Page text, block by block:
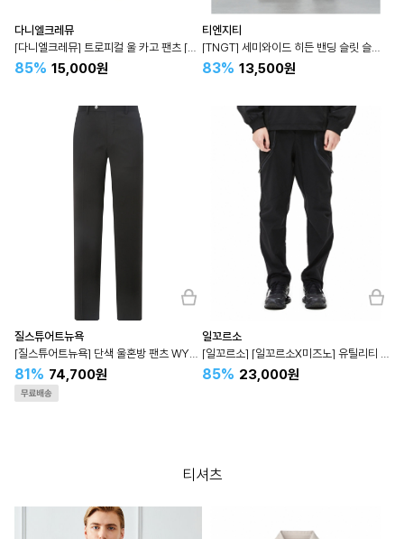
다니엘크레뮤
[다니엘크레뮤] 트로피컬 울 카고 팬츠 [2 colors]
85% 15,000원
티엔지티
[TNGT] 세미와이드 히든 밴딩 슬릿 슬랙스 TNPA2F102
83% 13,500원
질스튜어트뉴욕
[질스튜어트뉴욕] 단색 울혼방 팬츠 WYPA4B501
81% 74,700원
일꼬르소
[일꼬르소] [일꼬르소X미즈노] 유틸리티 테크 팬츠 IEPA3E701
85% 23,000원
티셔츠